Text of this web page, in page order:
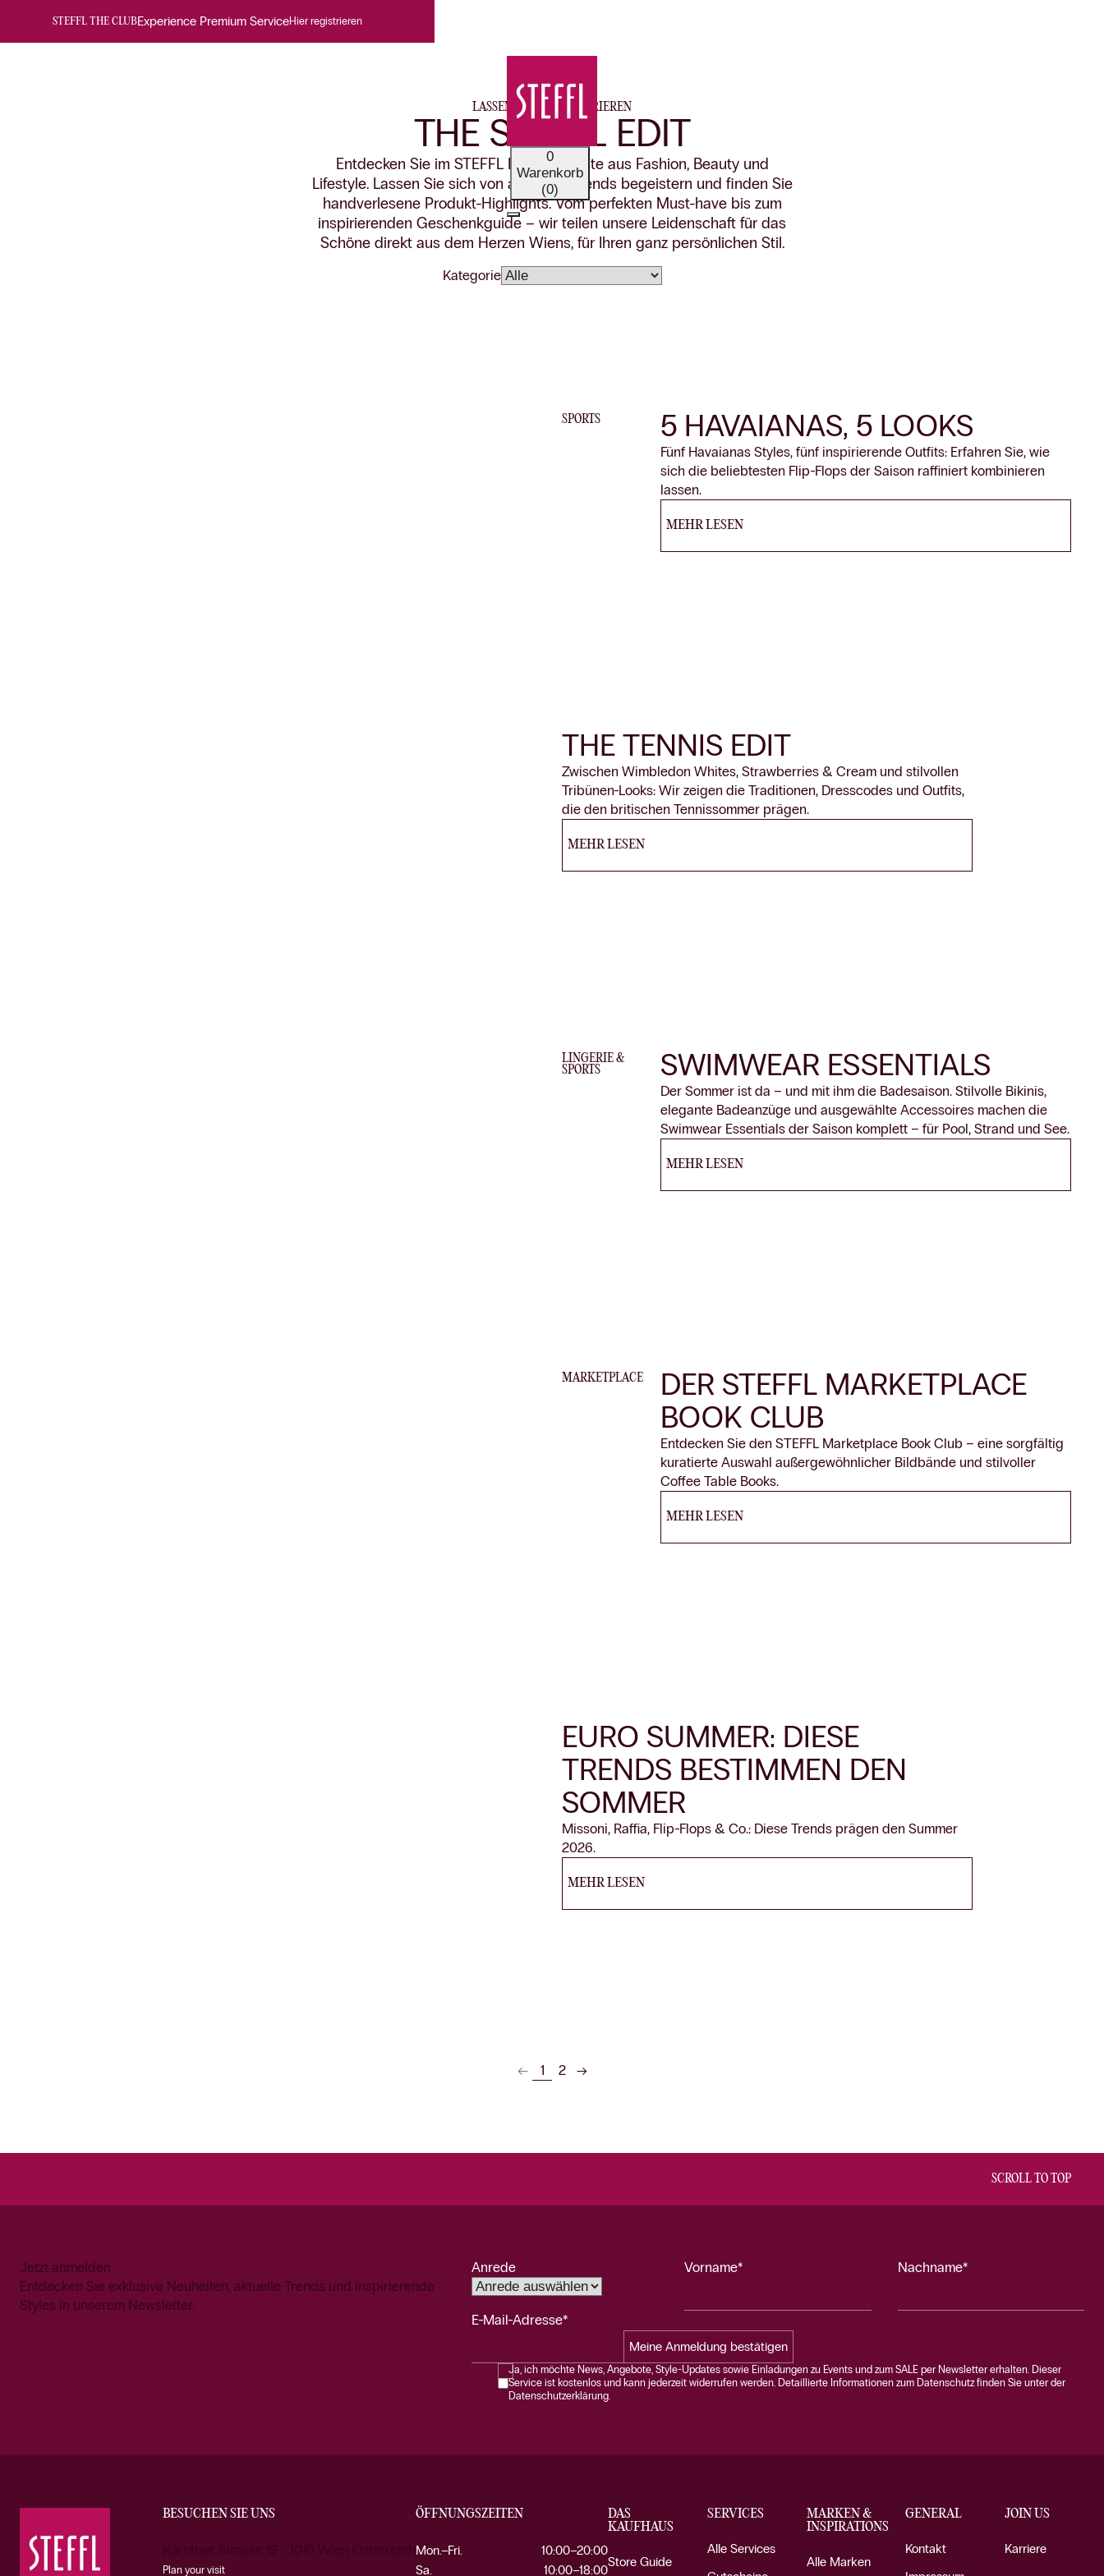
STEFFL THE CLUBExperience Premium ServiceHier registrieren
0
Warenkorb
(0)
LASSEN SIE SICH INSPIRIEREN
THE STEFFL EDIT
Entdecken Sie im STEFFL Edit das Beste aus Fashion, Beauty und
Lifestyle. Lassen Sie sich von aktuellen Trends begeistern und finden Sie
handverlesene Produkt-Highlights. Vom perfekten Must-have bis zum
inspirierenden Geschenkguide – wir teilen unsere Leidenschaft für das
Schöne direkt aus dem Herzen Wiens, für Ihren ganz persönlichen Stil.
Kategorie
SPORTS 5 HAVAIANAS, 5 LOOKS
Fünf Havaianas Styles, fünf inspirierende Outfits: Erfahren Sie, wie
sich die beliebtesten Flip-Flops der Saison raffiniert kombinieren
lassen.
MEHR LESEN
THE TENNIS EDIT
Zwischen Wimbledon Whites, Strawberries & Cream und stilvollen
Tribünen-Looks: Wir zeigen die Traditionen, Dresscodes und Outfits,
die den britischen Tennissommer prägen.
MEHR LESEN
LINGERIE &
SPORTS
SWIMWEAR ESSENTIALS
Der Sommer ist da – und mit ihm die Badesaison. Stilvolle Bikinis,
elegante Badeanzüge und ausgewählte Accessoires machen die
Swimwear Essentials der Saison komplett – für Pool, Strand und See.
MEHR LESEN
MARKETPLACE
DER STEFFL MARKETPLACE
BOOK CLUB
Entdecken Sie den STEFFL Marketplace Book Club – eine sorgfältig
kuratierte Auswahl außergewöhnlicher Bildbände und stilvoller
Coffee Table Books.
MEHR LESEN
EURO SUMMER: DIESE
TRENDS BESTIMMEN DEN
SOMMER
Missoni, Raffia, Flip-Flops & Co.: Diese Trends prägen den Summer
2026.
MEHR LESEN
← 1 2 →
SCROLL TO TOP
Jetzt anmelden
Entdecken Sie exklusive Neuheiten, aktuelle Trends und inspirierende
Styles in unserem Newsletter.
Anrede Vorname* Nachname*
E-Mail-Adresse*
Meine Anmeldung bestätigen
Ja, ich möchte News, Angebote, Style-Updates sowie Einladungen zu Events und zum SALE per Newsletter erhalten. Dieser
Service ist kostenlos und kann jederzeit widerrufen werden. Detaillierte Informationen zum Datenschutz finden Sie unter der
Datenschutzerklärung.
BESUCHEN SIE UNS
Kärntner Strasse 19 1010 Wien Österreich
Plan your visit
ÖFFNUNGSZEITEN
Mon.–Fri.
10:00–20:00
Sa.
10:00–18:00
DAS
KAUFHAUS
Store Guide
SERVICES
Alle Services
MARKEN &
INSPIRATIONS
Alle Marken
GENERAL
Kontakt
JOIN US
Karriere